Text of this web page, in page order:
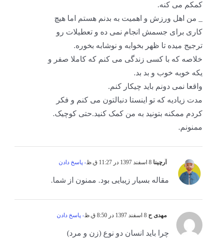
کمکم می کنه.
_ من اهل ورزش و اهمیت به بدنم هستم اما هیچ
کاری برای جسمش انجام نمی ده و تعطیلات رو
ترجیج میده تا ظهر بخوابه و نوشابه بخوره.
خلاصه که با کسی زندگی می کنم که کاملا صفر و
یکه خوبه خوب و بد بد.
واقعا نمی دونم باید چیکار کنم.
مدت زیادیه که تو اینستا دنبالتون می کنم و فکر
کردم ممکنه بتونید به من کمک کنید.حتی کوچیک.
ممنونم.
آرچینا - پاسخ دادن
مقاله بسیار زیبایی بود. ممنون از شما.
مهدی ح - پاسخ دادن
چرا باید انسان دو نوع (زن و مرد)